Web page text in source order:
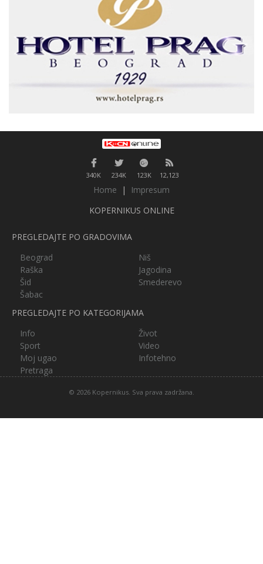
340K 234K 123K 12,123
Home |
Impresum
KOPERNIKUS ONLINE
PREGLEDAJTE PO GRADOVIMA
Beograd
Niš
Raška
Jagodina
Šid
Smederevo
Šabac
PREGLEDAJTE PO KATEGORIJAMA
Info
Život
Sport
Video
Moj ugao
Infotehno
Pretraga
© 2026 Kopernikus. Sva prava zadržana.